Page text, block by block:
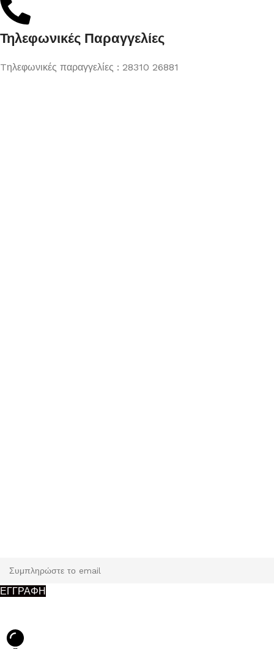
Τηλεφωνικές Παραγγελίες
Tηλεφωνικές παραγγελίες : 28310 26881
ΕΓΓΡΑΦΗ